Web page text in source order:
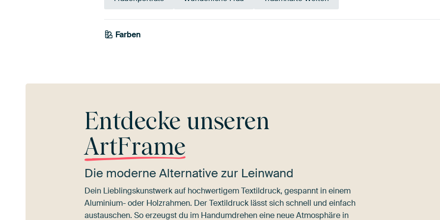
Farben
Orange
Entdecke unseren
ArtFrame
Die moderne Alternative zur Leinwand
Dein Lieblingskunstwerk auf hochwertigem Textildruck, gespannt in einem
Aluminium- oder Holzrahmen. Der Textildruck lässt sich schnell und einfach
austauschen. So erzeugst du im Handumdrehen eine neue Atmosphäre in